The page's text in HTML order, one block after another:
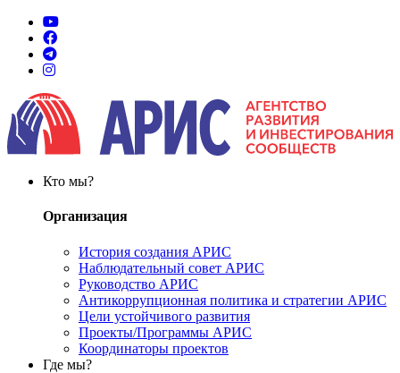
Кто мы?
Организация
История создания АРИС
Наблюдательный совет АРИС
Руководство АРИС
Антикоррупционная политика и стратегии АРИС
Цели устойчивого развития
Проекты/Программы АРИС
Координаторы проектов
Где мы?